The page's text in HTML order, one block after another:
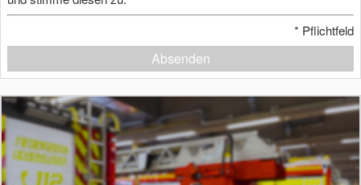
* Pflichtfeld
Absenden